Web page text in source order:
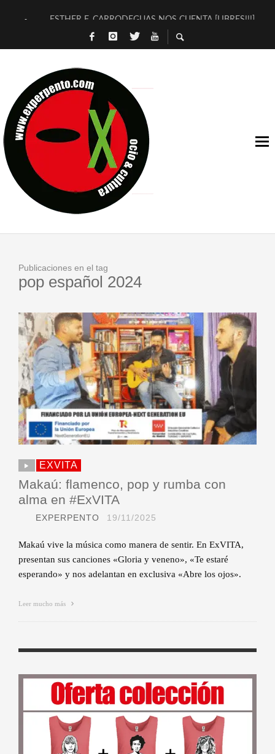
ESTHER F. CARRODEGUAS NOS CUENTA [LIBRES!!!]
[TERRA DE GUAPES] DE SANDRA MONFORT
TIMBRE 4, LA ESCUELA DEL DIRECTOR TEATRAL CLAUDIO
30 AÑOS (NO ES NADA) DE LA KATARSIS DEL TOMATAZO
MILITARES JUDÍAS EN #EXVITA
D’BALDOMEROS REINVENTAN [BITÁCORA 3.0] EN EXVITA
MARSHALL FLASH PRESENTA EN EXVITA [RELATIVA
JOFRE BARDAGÍ EN EXVITA INTERPRETANDO A SERRAT
Publicaciones en el tag
pop español 2024
EXVITA
Makaú: flamenco, pop y rumba con
alma en #ExVITA
EXPERPENTO 19/11/2025
Makaú vive la música como manera de sentir. En ExVITA,
presentan sus canciones «Gloria y veneno», «Te estaré
esperando» y nos adelantan en exclusiva «Abre los ojos».
Leer mucho más